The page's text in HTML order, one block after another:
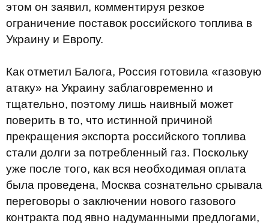
этом он заявил, комментируя резкое
ограничение поставок российского топлива в
Украину и Европу.
Как отметил Балога, Россия готовила «газовую
атаку» на Украину заблаговременно и
тщательно, поэтому лишь наивный может
поверить в то, что истинной причиной
прекращения экспорта российского топлива
стали долги за потребленный газ. Поскольку
уже после того, как вся необходимая оплата
была проведена, Москва сознательно срывала
переговоры о заключении нового газового
контракта под явно надуманными предлогами,